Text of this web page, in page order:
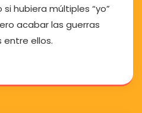
hubiera múltiples “yo”
acabar las guerras
entre ellos.